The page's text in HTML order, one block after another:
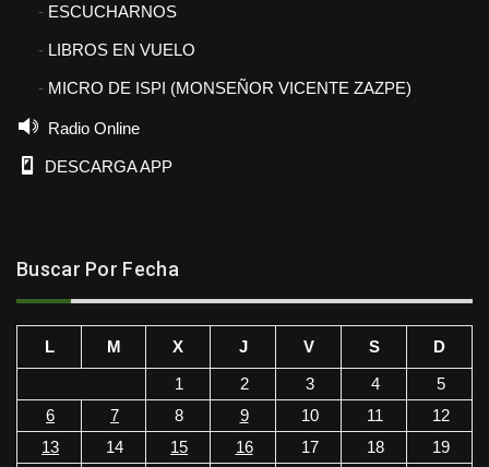
ESCUCHARNOS
LIBROS EN VUELO
MICRO DE ISPI (MONSEÑOR VICENTE ZAZPE)
Radio Online
DESCARGA APP
Buscar Por Fecha
L M X J V S
D
1
2 3 4
5
6
7 8 9 10 11
12
13
14 15 16 17 18
19